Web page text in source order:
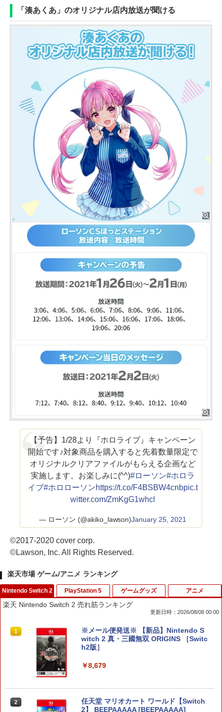
「湊あくあ」のオリジナル店内放送が聞ける
【予告】1/28より『ホロライブ』キャンペーン
開始です♪対象商品を購入すると先着数量限定で
オリジナルクリアファイルがもらえる企画など
実施します。お楽しみに(^^)#ローソン#ホロラ
イブ#ホロローソンhttps://t.co/F4BSBW4cnbpic.t
witter.com/ZmKgG1whcl
— ローソン (@akiko_lawson)January 25, 2021
©2017-2020 cover corp.
©Lawson, Inc. All Rights Reserved.
楽天市場 ゲーム/アニメ ランキング
Nintendo Switch 2
楽天 Nintendo Switch 2 売れ筋ランキング
更新日時：2026/08/08 00:00
1
※メール便発送※ 【新品】Nintendo S
witch 2 真・三國無双 ORIGINS ［Switc
h2版］
￥8,679
2
任天堂 マリオカート ワールド【Switch
2】 BEEPAAAAA [BEEPAAAAA]
PlayStation 5 ゲームグッズ アニメ